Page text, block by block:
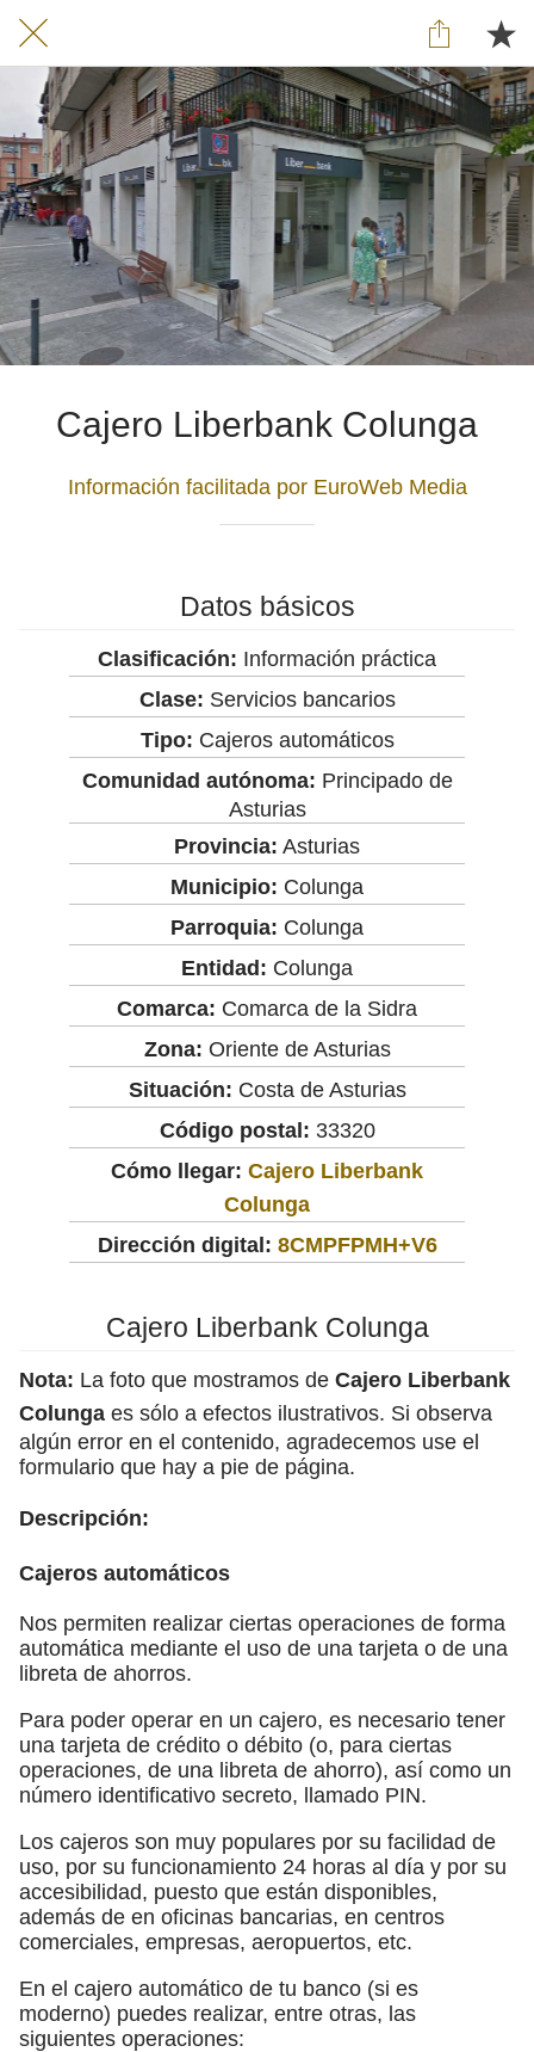
Cajero Liberbank Colunga
Información facilitada por EuroWeb Media
Datos básicos
Clasificación: Información práctica
Clase: Servicios bancarios
Tipo: Cajeros automáticos
Comunidad autónoma: Principado de
Asturias
Provincia: Asturias
Municipio: Colunga
Parroquia: Colunga
Entidad: Colunga
Comarca: Comarca de la Sidra
Zona: Oriente de Asturias
Situación: Costa de Asturias
Código postal: 33320
Cómo llegar: Cajero Liberbank
Colunga
Dirección digital: 8CMPFPMH+V6
Cajero Liberbank Colunga
Nota: La foto que mostramos de Cajero Liberbank
Colunga es sólo a efectos ilustrativos. Si observa
algún error en el contenido, agradecemos use el
formulario que hay a pie de página.
Descripción:
Cajeros automáticos
Nos permiten realizar ciertas operaciones de forma
automática mediante el uso de una tarjeta o de una
libreta de ahorros.
Para poder operar en un cajero, es necesario tener
una tarjeta de crédito o débito (o, para ciertas
operaciones, de una libreta de ahorro), así como un
número identificativo secreto, llamado PIN.
Los cajeros son muy populares por su facilidad de
uso, por su funcionamiento 24 horas al día y por su
accesibilidad, puesto que están disponibles,
además de en oficinas bancarias, en centros
comerciales, empresas, aeropuertos, etc.
En el cajero automático de tu banco (si es
moderno) puedes realizar, entre otras, las
siguientes operaciones: